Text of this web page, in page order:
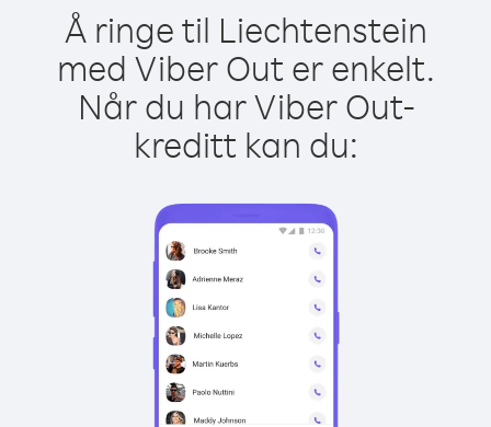
Å ringe til Liechtenstein
med Viber Out er enkelt.
Når du har Viber Out-
kreditt kan du: